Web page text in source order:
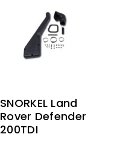
SNORKEL Land
Rover Defender
200TDI